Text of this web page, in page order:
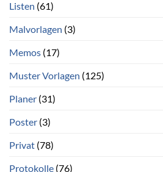
Listen (61)
Malvorlagen (3)
Memos (17)
Muster Vorlagen (125)
Planer (31)
Poster (3)
Privat (78)
Protokolle (76)